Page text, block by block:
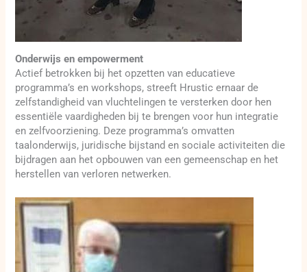
Onderwijs en empowerment
Actief betrokken bij het opzetten van educatieve
programma’s en workshops, streeft Hrustic ernaar de
zelfstandigheid van vluchtelingen te versterken door hen
essentiële vaardigheden bij te brengen voor hun integratie
en zelfvoorziening. Deze programma’s omvatten
taalonderwijs, juridische bijstand en sociale activiteiten die
bijdragen aan het opbouwen van een gemeenschap en het
herstellen van verloren netwerken.